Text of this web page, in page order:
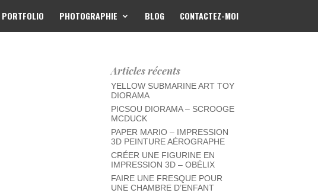
PORTFOLIO PHOTOGRAPHIE BLOG CONTACTEZ-MOI
Articles récents
YELLOW SUBMARINE ART TOY
DIORAMA
PICSOU DIORAMA – SCROOGE
MCDUCK
PAPER MARIO – IMPRESSION
3D PEINTURE AÉROGRAPHE
CRÉER UNE FIGURINE EN
IMPRESSION 3D – OBÉLIX
FAIRE UNE FRESQUE POUR
UNE CHAMBRE D’ENFANT